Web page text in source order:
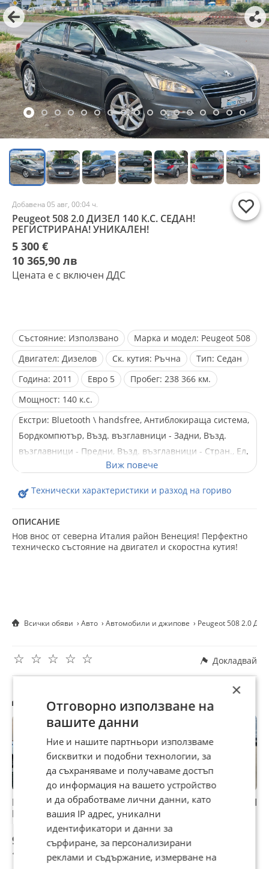
Добавена 05 авг, 00:04 ч.
Peugeot 508 2.0 ДИЗЕЛ 140 К.С. СЕДАН!
РЕГИСТРИРАНА! УНИКАЛЕН!
5 300 €
10 365,90 лв
Цената е с включен ДДС
Състояние: Използвано Марка и модел: Peugeot 508
Двигател: Дизелов Ск. кутия: Ръчна Тип: Седан
Година: 2011 Евро 5 Пробег: 238 366 км.
Мощност: 140 к.с.
Екстри: Bluetooth \ handsfree, Антиблокираща система,
Бордкомпютър, Възд. възглавници - Задни, Възд.
възглавници - Предни, Възд. възглавници - Стран., Ел.
Огледала, Ел. Стъкла, Климатроник, Лети джанти,
Серво усилвател на волана, Халогенни фарове,
Технически характеристики и разход на гориво
ОПИСАНИЕ
Нов внос от северна Италия район Венеция! Перфектно
техническо състояние на двигател и скоростна кутия!
Всички обяви Авто Автомобили и джипове Peugeot 508 2.0
☆
☆
☆
☆
☆ Докладвай
Другите търсят също
Peugeot 508 1.6HDi
N1 EURO 6B
9 700 €
18 971,55 лв
Peugeot 508 2.2
HDI* 204к.с.* GT
line* SWISS* FULL
6 900 €
13 495,23 лв
Peugeot 508 1.6HDI
5,83 €
11,40 лв
×
Отговорно използване на
вашите данни
Ние и нашите партньори използваме
бисквитки и подобни технологии, за
да съхраняваме и получаваме достъп
до информация на вашето устройство
и да обработваме лични данни, като
вашия IP адрес, уникални
идентификатори и данни за
сърфиране, за персонализирани
реклами и съдържание, измерване на